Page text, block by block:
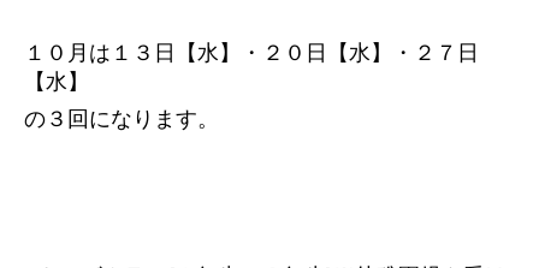
１０月は１３日【水】・２０日【水】・２７日
【水】
の３回になります。